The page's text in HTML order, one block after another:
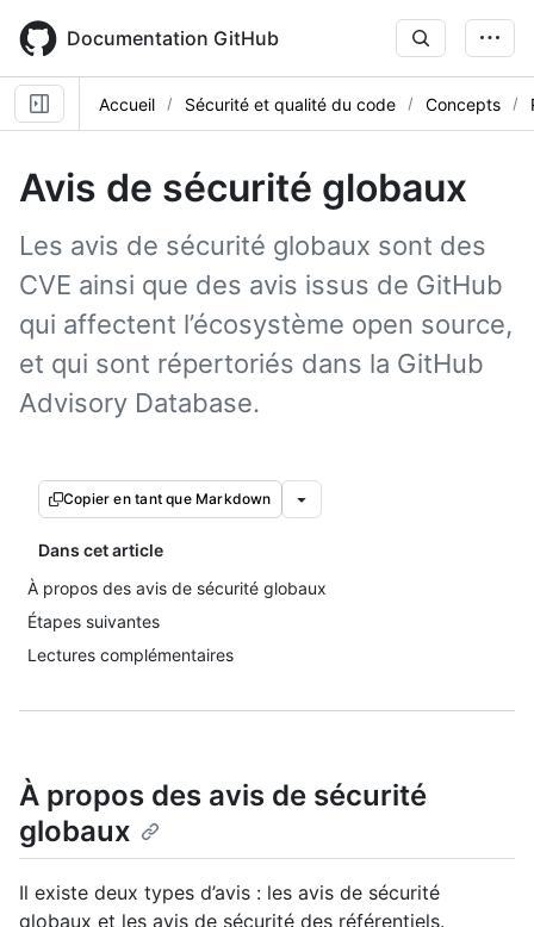
main
content
Documentation GitHub
Accueil Sécurité et qualité du code Concepts
Avis de sécurité globaux
Les avis de sécurité globaux sont des
CVE ainsi que des avis issus de GitHub
qui affectent l’écosystème open source,
et qui sont répertoriés dans la GitHub
Advisory Database.
Copier en tant que Markdown
Dans cet article
À propos des avis de sécurité globaux
Étapes suivantes
Lectures complémentaires
À propos des avis de sécurité
globaux
Il existe deux types d’avis : les avis de sécurité
globaux et les avis de sécurité des référentiels.